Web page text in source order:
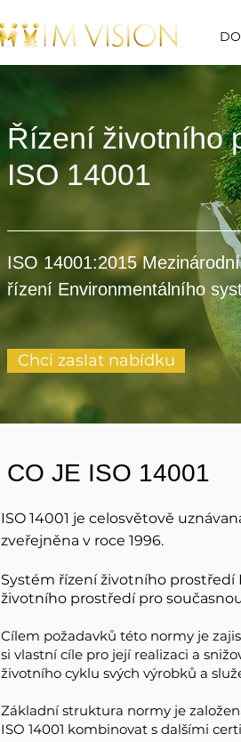
Řízení životního
ISO 14001
ISO 14001:2015
řízení Environmentálního
Chci zaslat nabídku
CO JE ISO 14001
ISO 14001 je celosvětově
zveřejněna v roce 1996.
Systém řízení životního prostředí
životního prostředí pro
Cílem požadavků této normy je
si vlastní cíle pro její realizaci a
životního cyklu svých výrobků a
Základní struktura normy je
ISO 14001 kombinovat s dalšími